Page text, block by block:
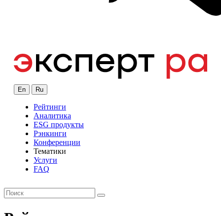
En Ru
Рейтинги
Аналитика
ESG продукты
Рэнкинги
Конференции
Тематики
Услуги
FAQ